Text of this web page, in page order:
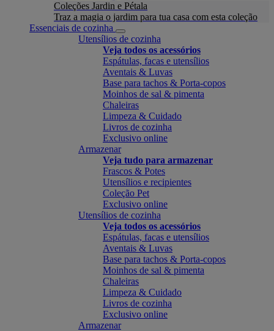
Coleções Jardin e Pétala
Traz a magia o jardim para tua casa com esta coleção
Essenciais de cozinha
Utensílios de cozinha
Veja todos os acessórios
Espátulas, facas e utensílios
Aventais & Luvas
Base para tachos & Porta-copos
Moinhos de sal & pimenta
Chaleiras
Limpeza & Cuidado
Livros de cozinha
Exclusivo online
Armazenar
Veja tudo para armazenar
Frascos & Potes
Utensílios e recipientes
Coleção Pet
Exclusivo online
Utensílios de cozinha
Veja todos os acessórios
Espátulas, facas e utensílios
Aventais & Luvas
Base para tachos & Porta-copos
Moinhos de sal & pimenta
Chaleiras
Limpeza & Cuidado
Livros de cozinha
Exclusivo online
Armazenar